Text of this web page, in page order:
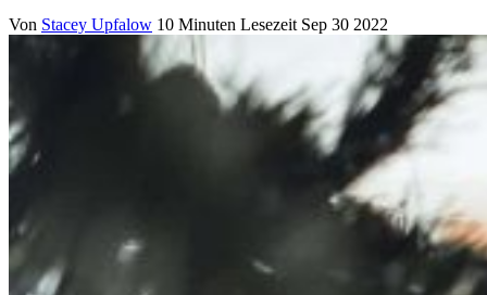
Von Stacey Upfalow 10 Minuten Lesezeit Sep 30 2022